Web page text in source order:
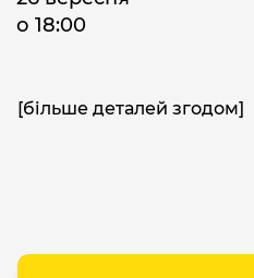
о 18:00
[більше деталей згодом]